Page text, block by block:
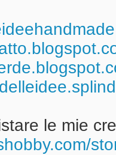
le mie